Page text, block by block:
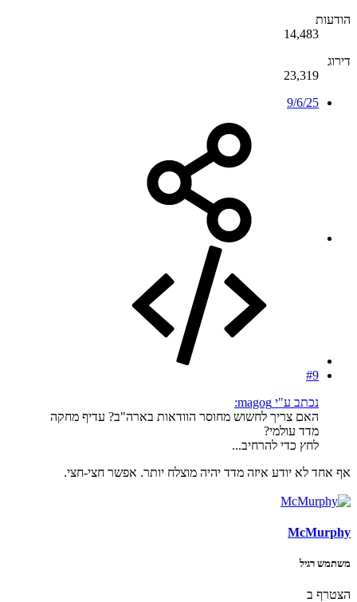
הודעות
14,483
דירוג
23,319
9/6/25
#9
נכתב ע"י magog:
האם צריך לחשוש מחוסר הוודאות בארה"ב? עדיף מחקה
מדד עולמי?
לחץ כדי להרחיב...
אף אחד לא יודע איזה מדד יהיה מוצלח יותר. אפשר חצי-חצי.
McMurphy
משתמש רגיל
הצטרף ב